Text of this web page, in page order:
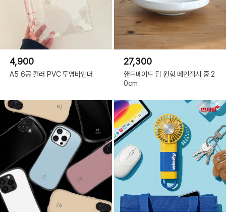
4,900
A5 6공 컬러 PVC 투명바인더
27,300
핸드메이드 담 원형 메인접시 중 2
0cm